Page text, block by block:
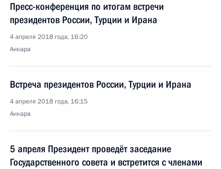
Пресс-конференция по итогам встречи
президентов России, Турции и Ирана
4 апреля 2018 года, 16:20
Анкара
Встреча президентов России, Турции и Ирана
4 апреля 2018 года, 16:15
Анкара
5 апреля Президент проведёт заседание
Государственного совета и встретится с членами